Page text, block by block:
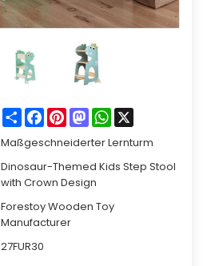
ShareFacebook
PinterestMastodonWhatsApp
X
Maßgeschneiderter Lernturm
Dinosaur-Themed Kids Step Stool
with Crown Design
Forestoy Wooden Toy
Manufacturer
27FUR30